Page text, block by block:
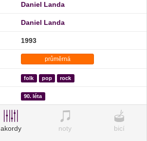
Daniel Landa
Daniel Landa
1993
průměrná
folk pop rock
90. léta
akordy noty bicí